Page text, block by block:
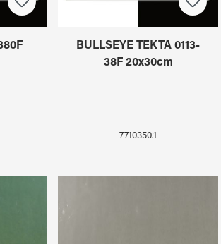
BULLSEYE TEKTA 0113-
38F 20x30cm
7710350.1